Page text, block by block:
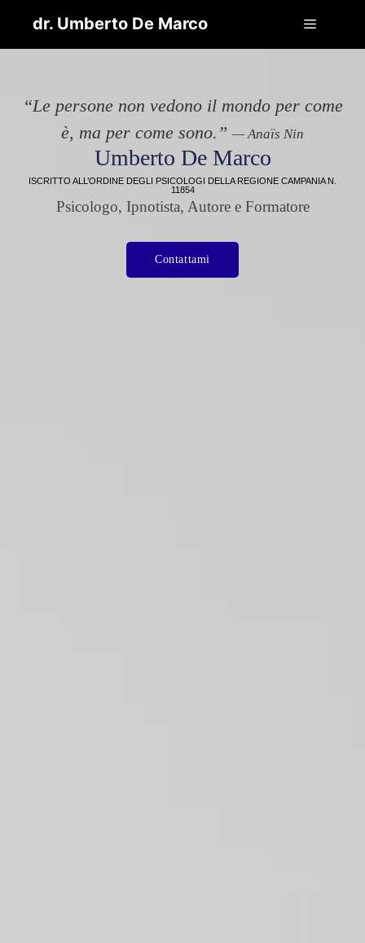
dr. Umberto De Marco
“Le persone non vedono il mondo per come
è, ma per come sono.” — Anaïs Nin
Umberto De Marco
ISCRITTO ALL’ORDINE DEGLI PSICOLOGI DELLA REGIONE CAMPANIA N.
11854
Psicologo, Ipnotista, Autore e Formatore
Contattami
dr. Umberto De Marco, Iscritto all'Ordine degli
Psicologi della Regione Campania n. 11854 - Via
04400710614
Cookie Policy-Privacy Policy